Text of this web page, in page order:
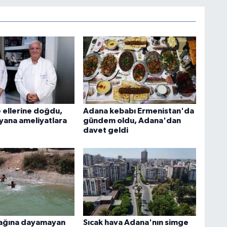
ellerine doğdu,
ameliyatlara
Adana kebabı Ermenistan'da
gündem oldu, Adana'dan
davet geldi
dayamayan Sıcak hava Adana'nın simge